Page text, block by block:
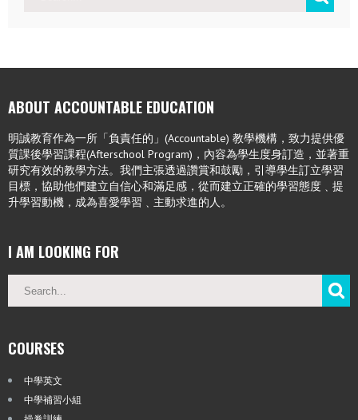
ABOUT ACCOUNTABLE EDUCATION
明誠教育作為一所「負責任的」(Accountable) 教學機構，致力提供優
質課後學習課程(Afterschool Program)，內容為學生度身訂造，並著重
研究有效的教學方法。我們主張透過讚賞和鼓勵，引導學生訂立學習
目標，協助他們建立自信心和滿足感，從而建立正確的學習態度﹑提
升學習動機，成為喜愛學習﹑主動求進的人。
I AM LOOKING FOR
COURSES
中學英文
中學補習小組